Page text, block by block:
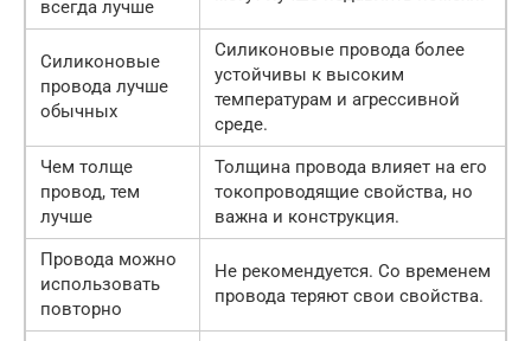
всегда лучше
Силиконовые
провода лучше
обычных
Силиконовые провода более
устойчивы к высоким
температурам и агрессивной
среде.
Чем толще
провод, тем
лучше
Толщина провода влияет на его
токопроводящие свойства, но
важна и конструкция.
Провода можно
использовать
повторно
Не рекомендуется. Со временем
провода теряют свои свойства.